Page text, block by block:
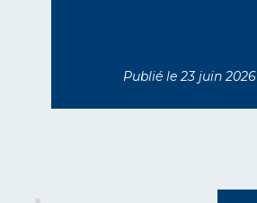
Publié le 23 juin 2026